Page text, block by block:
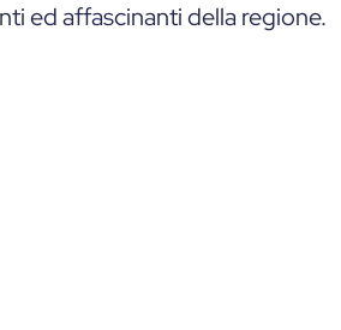
ed affascinanti della regione.